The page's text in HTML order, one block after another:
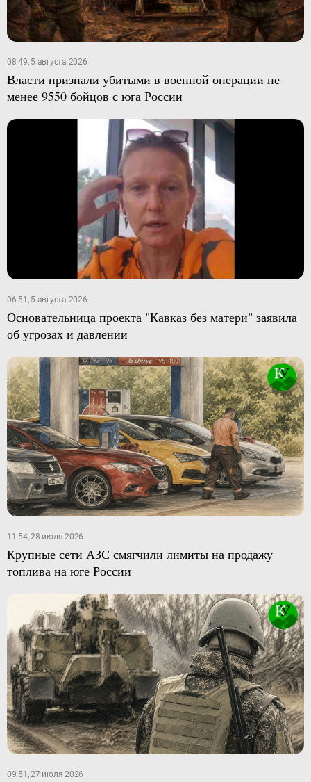
08:49, 5 августа 2026
Власти признали убитыми в военной операции не
менее 9550 бойцов с юга России
06:51, 5 августа 2026
Основательница проекта "Кавказ без матери" заявила
об угрозах и давлении
11:54, 28 июля 2026
Крупные сети АЗС смягчили лимиты на продажу
топлива на юге России
09:51, 27 июля 2026